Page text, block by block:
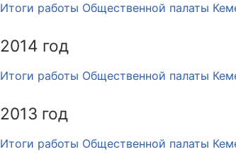
Итоги работы Общественной палаты
2014 год
Итоги работы Общественной палаты
2013 год
Итоги работы Общественной палаты